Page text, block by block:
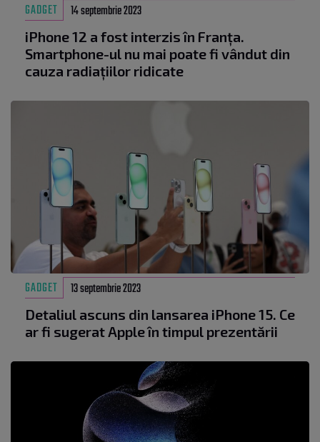
GADGET 14 septembrie 2023
iPhone 12 a fost interzis în Franța.
Smartphone-ul nu mai poate fi vândut din
cauza radiațiilor ridicate
GADGET 13 septembrie 2023
Detaliul ascuns din lansarea iPhone 15. Ce
ar fi sugerat Apple în timpul prezentării